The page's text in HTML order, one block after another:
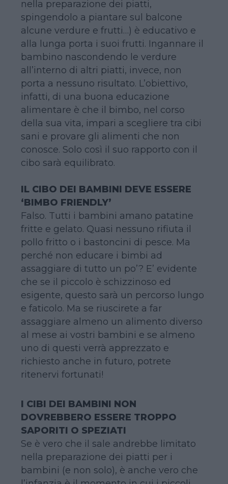
nella preparazione dei piatti,
spingendolo a piantare sul balcone
alcune verdure e frutti…) è educativo e
alla lunga porta i suoi frutti. Ingannare il
bambino nascondendo le verdure
all’interno di altri piatti, invece, non
porta a nessuno risultato. L’obiettivo,
infatti, di una buona educazione
alimentare è che il bimbo, nel corso
della sua vita, impari a scegliere tra cibi
sani e provare gli alimenti che non
conosce. Solo così il suo rapporto con il
cibo sarà equilibrato.
IL CIBO DEI BAMBINI DEVE ESSERE
‘BIMBO FRIENDLY’
Falso. Tutti i bambini amano patatine
fritte e gelato. Quasi nessuno rifiuta il
pollo fritto o i bastoncini di pesce. Ma
perché non educare i bimbi ad
assaggiare di tutto un po’? E’ evidente
che se il piccolo è schizzinoso ed
esigente, questo sarà un percorso lungo
e faticolo. Ma se riuscirete a far
assaggiare almeno un alimento diverso
al mese ai vostri bambini e se almeno
uno di questi verrà apprezzato e
richiesto anche in futuro, potrete
ritenervi fortunati!
I CIBI DEI BAMBINI NON
DOVREBBERO ESSERE TROPPO
SAPORITI O SPEZIATI
Se è vero che il sale andrebbe limitato
nella preparazione dei piatti per i
bambini (e non solo), è anche vero che